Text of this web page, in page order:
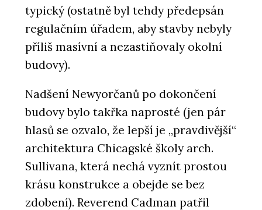
typický (ostatně byl tehdy předepsán
regulačním úřadem, aby stavby nebyly
příliš masívní a nezastiňovaly okolní
budovy).
Nadšení Newyorčanů po dokončení
budovy bylo takřka naprosté (jen pár
hlasů se ozvalo, že lepší je „pravdivější“
architektura Chicagské školy arch.
Sullivana, která nechá vyznít prostou
krásu konstrukce a obejde se bez
zdobení). Reverend Cadman patřil